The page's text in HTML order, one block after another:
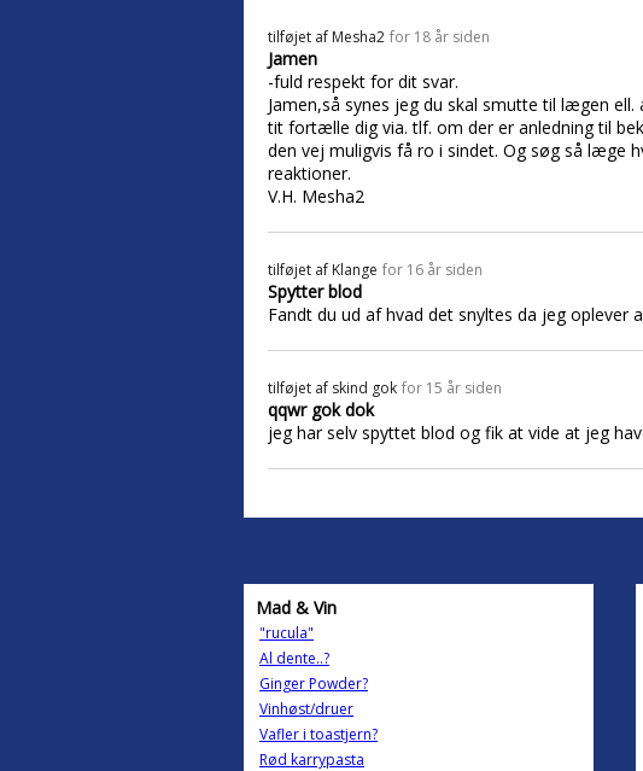
tilføjet af Mesha2 for 18 år siden
Jamen
-fuld respekt for dit svar.
Jamen,så synes jeg du skal smutte til lægen
tit fortælle dig via. tlf. om der er anledning til
den vej muligvis få ro i sindet. Og søg så læge
reaktioner.
V.H. Mesha2
tilføjet af Klange for 16 år siden
Spytter blod
Fandt du ud af hvad det snyltes da jeg oplever
tilføjet af skind gok for 15 år siden
qqwr gok dok
jeg har selv spyttet blod og fik at vide at jeg
Mad & Vin
"rucula"
Al dente..?
Ginger Powder?
Vinhøst/druer
Vafler i toastjern?
Rød karrypasta